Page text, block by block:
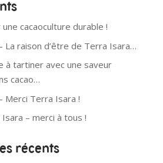
cacaoculture durable !
La raison d’être de Terra Isara…
à tartiner avec une saveur
cacao…
Merci Terra Isara !
– merci à tous !
récents